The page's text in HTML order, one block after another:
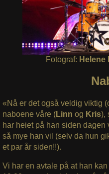
Fotograf:
«Nå er det også veldig viktig
naboene våre (Linn og Kris),
har heiet på han siden dagen
så mye han vil (selv da hun
et par år siden!!).
Vi har en avtale på at han